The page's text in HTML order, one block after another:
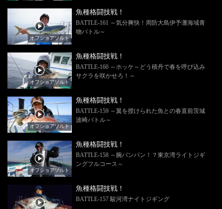
オフショアソルト
魚種格闘技戦！
BATTLE-161 ～気分爽快！周防大島伊予灘海域青
物バトル～
オフショアソルト
魚種格闘技戦！
BATTLE-160 ～ホッケ～どう積丹で春を呼び込み
サクラを咲かせろ！～
オフショアソルト
魚種格闘技戦！
BATTLE-159 ～翼を授けられた魚との春直前茨城
波崎バトル～
オフショアソルト
魚種格闘技戦！
BATTLE-158 ～腕パンパン！？東京湾ライトジギ
ングフルコース～
魚種格闘技戦！
BATTLE-157 駿河湾ナイトジギング